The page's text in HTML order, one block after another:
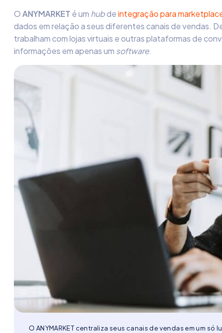
OANYMARKET é um hubdeintegração para
dados em relação a seus diferentes canais de vendas.
trabalham com lojas virtuais e outras plataformas de
informações em apenas um software.
O ANYMARKET centraliza seus canais de vendas em um só